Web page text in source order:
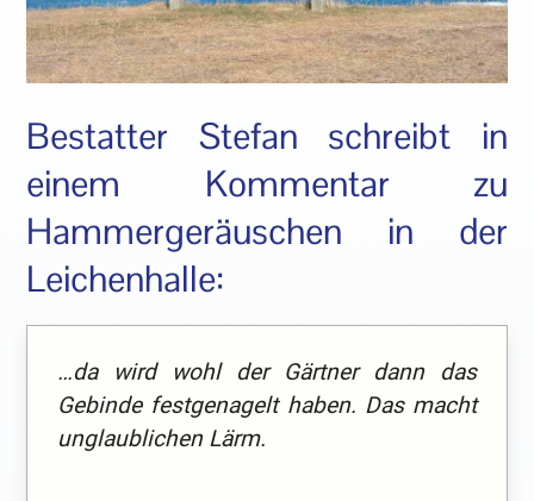
Bestatter Stefan schreibt in
einem Kommentar zu
Hammergeräuschen in der
Leichenhalle:
…da wird wohl der Gärtner dann das
Gebinde festgenagelt haben. Das macht
unglaublichen Lärm.